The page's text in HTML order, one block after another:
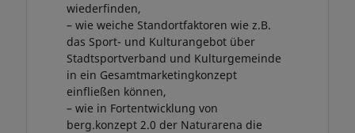
wiederfinden,
– wie weiche Standortfaktoren wie z.B.
das Sport- und Kulturangebot über
Stadtsportverband und Kulturgemeinde
in ein Gesamtmarketingkonzept
einfließen können,
– wie in Fortentwicklung von
berg.konzept 2.0 der Naturarena die